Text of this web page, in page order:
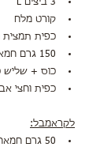
3 ביצים L
קורט מלח
כפית תמצית
150 גרם חמאה מומסת (או 2/3 כוס שמן לפרווה)
כוס + שליש כוס
כפית וחצי
לקראמבל:
50 גרם